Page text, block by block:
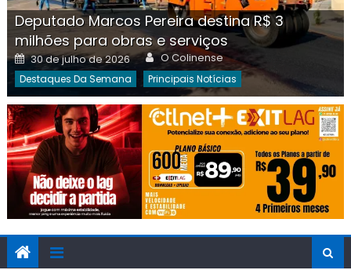
Deputado Marcos Pereira destina R$ 3
milhões para obras e serviços
Posted
on
30 de julho de 2026 Author
O Colinense
Destaques Da Semana Principais Notícias